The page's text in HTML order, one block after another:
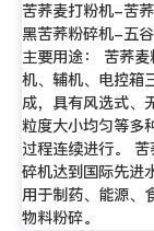
苦荞麦打粉机-苦
黑苦荞粉碎机-五
主要用途： 苦荞
机、辅机、电控箱
成，具有风选式、
粒度大小均匀等多
过程连续进行。
碎机达到国际先进
用于制药、能源、
物料粉碎。